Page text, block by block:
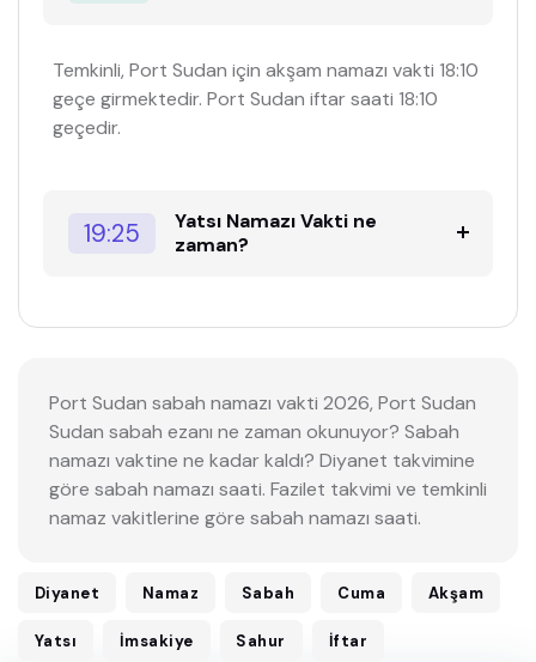
Temkinli, Port Sudan için akşam namazı vakti 18:10
geçe girmektedir. Port Sudan iftar saati 18:10
geçedir.
19:25
Yatsı Namazı Vakti ne
zaman?
Port Sudan sabah namazı vakti 2026, Port Sudan
Sudan sabah ezanı ne zaman okunuyor? Sabah
namazı vaktine ne kadar kaldı? Diyanet takvimine
göre sabah namazı saati. Fazilet takvimi ve temkinli
namaz vakitlerine göre sabah namazı saati.
Diyanet Namaz Sabah Cuma Akşam
Yatsı İmsakiye Sahur İftar